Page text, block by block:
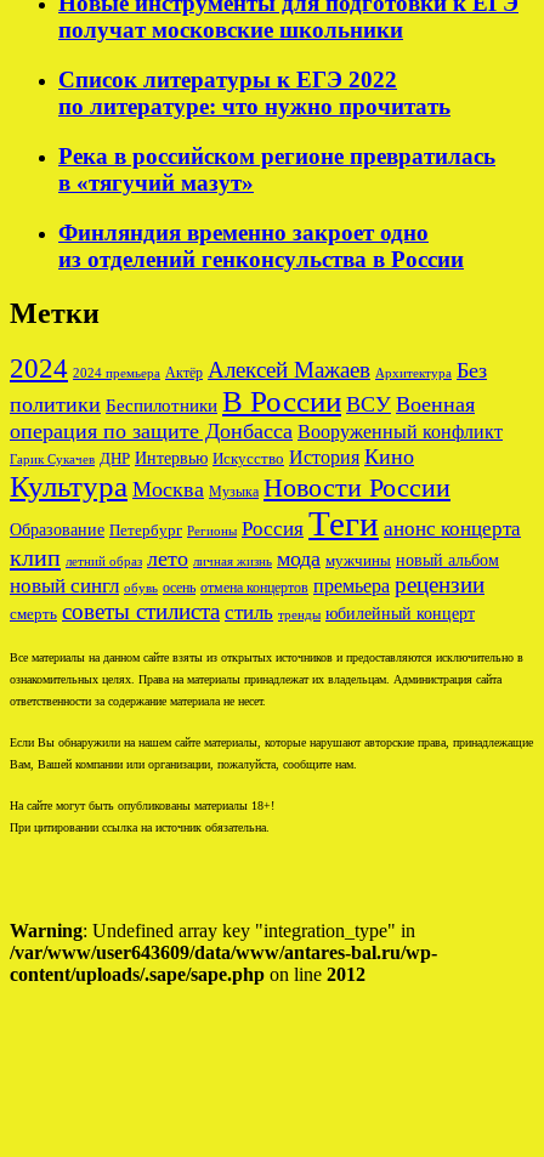
получат московские школьники
Список литературы к ЕГЭ 2022
по литературе: что нужно прочитать
Река в российском регионе превратилась
в «тягучий мазут»
Финляндия временно закроет одно
из отделений генконсульства в России
Метки
2024 2024 премьера Актёр Алексей Мажаев Архитектура Без
политики Беспилотники В России ВСУ Военная
операция по защите Донбасса Вооруженный конфликт
Гарик Сукачев ДНР Интервью Искусство История Кино
Культура Москва Музыка Новости России
Образование Петербург Регионы Россия Теги анонс концерта
клип летний образ лето личная жизнь мода мужчины новый альбом
новый сингл обувь осень отмена концертов премьера рецензии
смерть советы стилиста стиль тренды юбилейный концерт
Все материалы на данном сайте взяты из открытых источников и предоставляются исключительно в
ознакомительных целях. Права на материалы принадлежат их владельцам. Администрация сайта
ответственности за содержание материала не несет.
Если Вы обнаружили на нашем сайте материалы, которые нарушают авторские права, принадлежащие
Вам, Вашей компании или организации, пожалуйста, сообщите нам.
На сайте могут быть опубликованы материалы 18+!
При цитировании ссылка на источник обязательна.
Warning: Undefined array key "integration_type" in
/var/www/user643609/data/www/antares-bal.ru/wp-
content/uploads/.sape/sape.php on line 2012